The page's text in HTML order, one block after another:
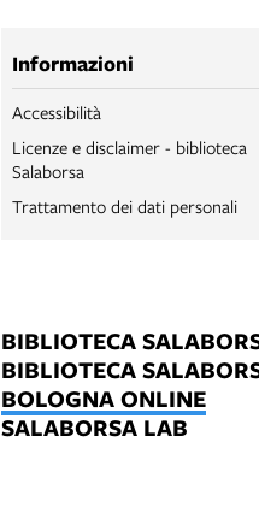
Informazioni
Accessibilità
Licenze e disclaimer - biblioteca
Salaborsa
Trattamento dei dati personali
BIBLIOTECA
BIBLIOTECA
BOLOGNA ONLINE
SALABORSA LAB